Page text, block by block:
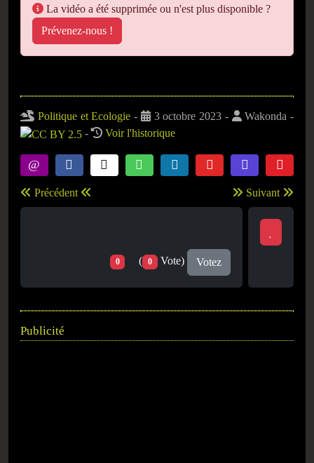
La vidéo a été supprimée ou n'est plus disponible ?
Prévenez-nous !
Politique et Ecologie - 3 octobre 2023 -
Wakonda -
-
Voir l'historique
Précédent Suivant
0 ( 0 Vote) Votez
Publicité